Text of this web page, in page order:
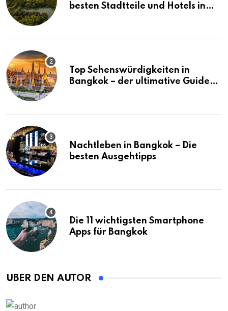
besten Stadtteile und Hotels in
Top Sehenswürdigkeiten in
Bangkok – der ultimative Guide
Nachtleben in Bangkok – Die
besten Ausgehtipps
Die 11 wichtigsten Smartphone
Apps für Bangkok
ÜBER DEN AUTOR